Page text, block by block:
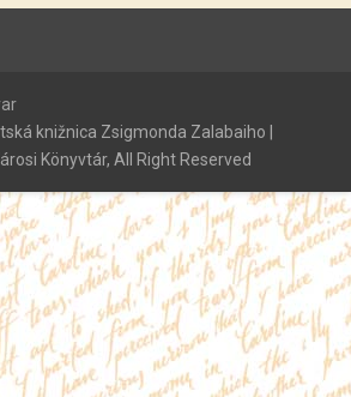
knižnica Zsigmonda Zalabaiho |
Könyvtár, All Right Reserved